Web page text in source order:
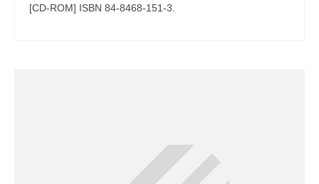
[CD-ROM] ISBN 84-8468-151-3.